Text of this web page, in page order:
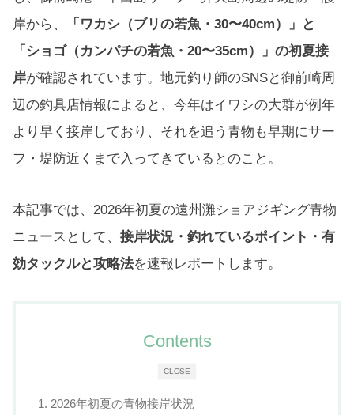
岸から、
「ワカシ（ブリの若魚・30〜40cm）」と
「ショゴ（カンパチの若魚・20〜35cm）」の初夏接
岸が確認されています。地元釣り師のSNSと御前崎周
辺の釣具店情報によると、今年はイワシの大群が例年
より早く接岸しており、それを追う青物も早期にサー
フ・堤防近くまで入ってきているとのこと。
本記事では、2026年初夏の遠州灘ショアジギング青物
ニュースとして、 接岸状況・釣れているポイント・有
効タックルと攻略法を速報レポートします。
CLOSE
Contents
1. 2026年初夏の青物接岸状況